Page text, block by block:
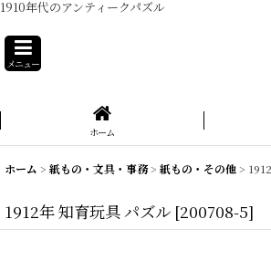
1910年代のアンティークパズル
メニュー
ホーム
ホーム > 紙もの・文具・事務> 紙もの・その他>
1912年 知育玩具 パズル [200708-5]